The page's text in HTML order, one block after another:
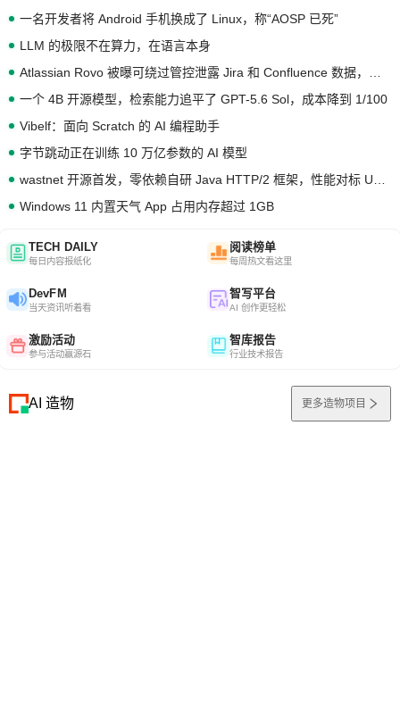
一名开发者将 Android 手机换成了 Linux，称“AOSP 已死”
LLM 的极限不在算力，在语言本身
一个 4B 开源模型，检索能力追平了 GPT-5.6 Sol，成本降到 1/100
Vibelf：面向 Scratch 的 AI 编程助手
字节跳动正在训练 10 万亿参数的 AI 模型
Windows 11 内置天气 App 占用内存超过 1GB
TECH DAILY
每日内容报纸化
阅读榜单
每周热文看这里
DevFM
当天资讯听着看
智写平台
AI 创作更轻松
激励活动
参与活动赢源石
智库报告
行业技术报告
AI 造物 更多造物项目